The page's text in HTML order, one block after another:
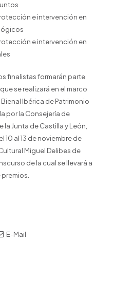
e intervención en
e intervención en
finalistas formarán parte
se realizará en el marco
Bienal Ibérica de Patrimonio
por la Consejería de
la Junta de Castilla y León,
10 al 13 de noviembre de
Miguel Delibes de
de la cual se llevará a
E-Mail